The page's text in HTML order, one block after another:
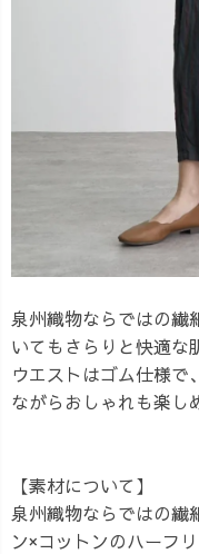
泉州織物ならではの繊
いてもさらりと快適な
ウエストはゴム仕様で
ながらおしゃれも楽し
【素材について】
泉州織物ならではの繊
ン×コットンのハーフリ